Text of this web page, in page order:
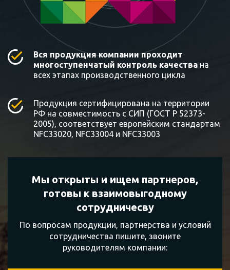
Вся продукция компании проходит
многоступенчатый контроль качества на
всех этапах производственного цикла
Продукция сертифицирована на территории
РФ на совместимость с СИП (ГОСТ Р 52373-
2005), соответствует европейским стандартам
NFC33020, NFC33004 и NFC33003
Мы открыты и ищем партнеров,
готовы квзаимовыгодному
сотрудничесву
По вопросам продукции, партнерства и условий
сотрудничества пишите, звоните
руководителям компании: